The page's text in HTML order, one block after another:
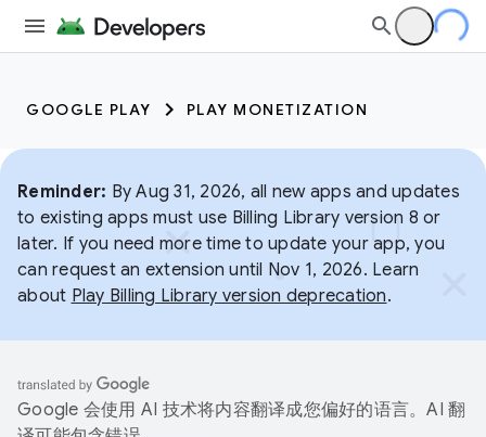
GOOGLE PLAY PLAY MONETIZATION
Reminder: By Aug 31, 2026, all new apps and updates
to existing apps must use Billing Library version 8 or
later. If you need more time to update your app, you
can request an extension until Nov 1, 2026. Learn
about Play Billing Library version deprecation.
Google 会使用 AI 技术将内容翻译成您偏好的语言。AI 翻